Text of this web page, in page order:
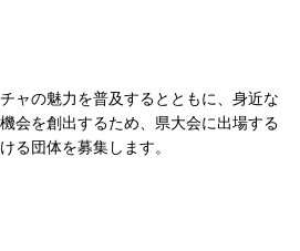
ャの魅力を普及するとともに、身近な
会を創出するため、県大会に出場する
る団体を募集します。